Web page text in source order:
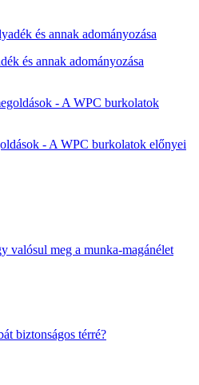
és annak adományozása
- A WPC burkolatok előnyei
valósul meg a munka-magánélet
biztonságos térré?